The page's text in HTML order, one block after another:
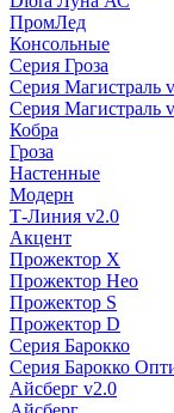
ПромЛед
Консольные
Серия Гроза
Серия Магистраль
Серия Магистраль
Кобра
Гроза
Настенные
Модерн
Т-Линия v2.0
Акцент
Прожектор X
Прожектор Нео
Прожектор S
Прожектор D
Серия Барокко
Серия Барокко
Айсберг v2.0